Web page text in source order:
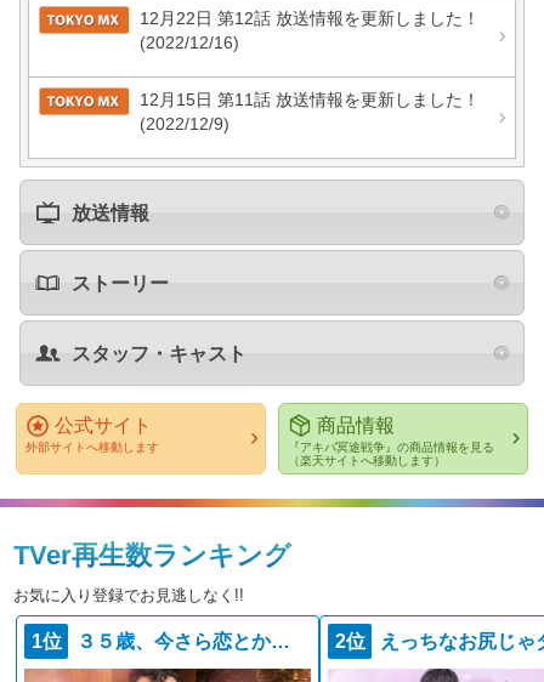
12月22日 第12話 放送情報を更新しました！
(2022/12/16)
12月15日 第11話 放送情報を更新しました！
(2022/12/9)
放送情報
ストーリー
スタッフ・キャスト
公式サイト
外部サイトへ移動します
商品情報
『アキバ冥途戦争』の商品情報を見る
（楽天サイトへ移動します）
TVer再生数ランキング
お気に入り登録でお見逃しなく!!
1位 ３５歳、今さら恋とかありえない 2位